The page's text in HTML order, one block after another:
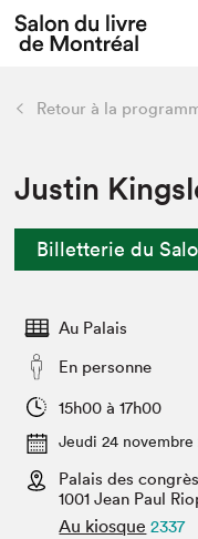
Espace
Espace
Espace médias
L'événement
Préparer sa
Actualités
SLM PRO
retour
Préparer sa visite
Salon dans la ville
Projets partenaires
Liens pratiques
Retour à la
Justin
Billetterie du
Au Palais
En personne
15h00 à 17h00
Jeudi 24 novembre
Palais des
1001 Jean Paul
Au kiosque 2337